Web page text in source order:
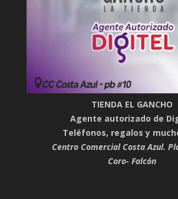
TIENDA EL GANCHO
Agente autorizado de
Teléfonos, regalos y
Centro Comercial Costa Azul.
Coro- Falcón